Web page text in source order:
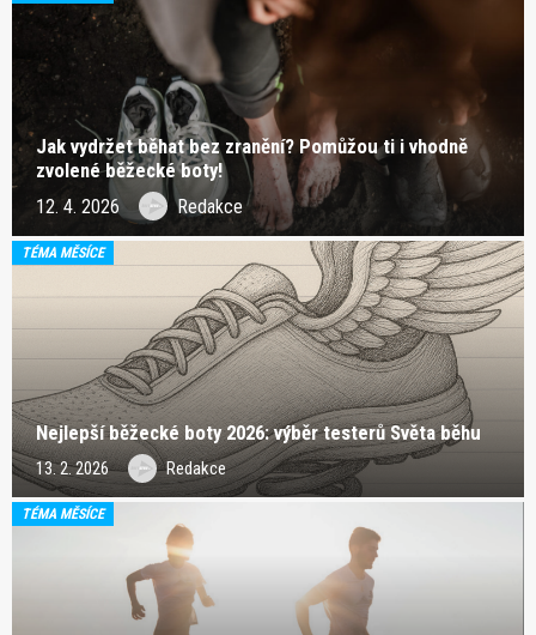
Jak vydržet běhat bez zranění? Pomůžou ti i vhodně
zvolené běžecké boty!
12. 4. 2026 Redakce
TÉMA MĚSÍCE
Nejlepší běžecké boty 2026: výběr testerů Světa běhu
13. 2. 2026 Redakce
TÉMA MĚSÍCE